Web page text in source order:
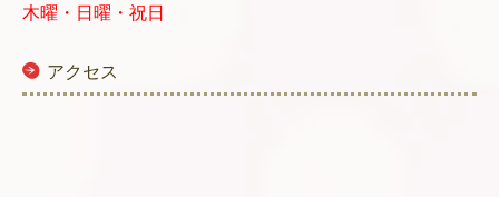
木曜・日曜・祝日
アクセス